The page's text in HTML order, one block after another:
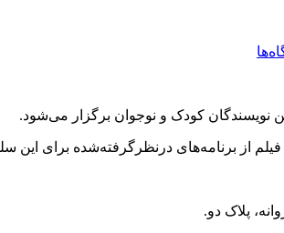
نویسندگان کودک و نوجوان برگزار می‌شود.
از برنامه‌های درنظرگرفته‌شده برای این
پلاک دو.